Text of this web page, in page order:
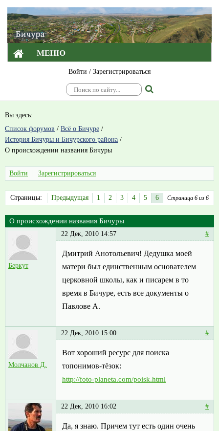
МЕНЮ
Войти / Зарегистрироваться
Вы здесь:
Список форумов / Всё о Бичуре /
История Бичуры и Бичурского района /
О происхождении названия Бичуры
Войти Зарегистрироваться
Страница 6 из 6
Страницы: Предыдущая 1 2 3 4 5 6
О происхождении названия Бичуры
Беркут
22 Дек, 2010 14:57 #
Дмитрий Анотольевич! Дедушка моей
матери был единственным основателем
церковной школы, как и писарем в то
время в Бичуре, есть все документы о
Павлове А.
Молчанов Д.
22 Дек, 2010 15:00 #
Вот хороший ресурс для поиска
топонимов-тёзок:
http://foto-planeta.com/poisk.html
22 Дек, 2010 16:02 #
Да, я знаю. Причем тут есть один очень